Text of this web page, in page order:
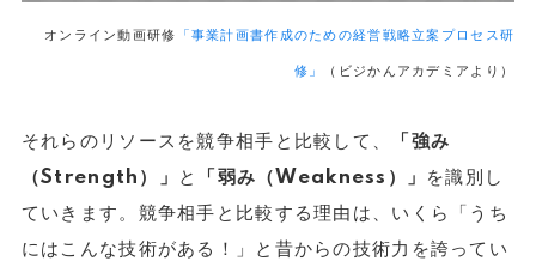
オンライン動画研修 「事業計画書作成のための経営戦略立案プロセス研
修」 （ビジかんアカデミアより）
それらのリソースを競争相手と比較して、
「強み
（Strength）」
と 「弱み（Weakness）」
を識別し
ていきます。競争相手と比較する理由は、いくら「うち
にはこんな技術がある！」と昔からの技術力を誇ってい